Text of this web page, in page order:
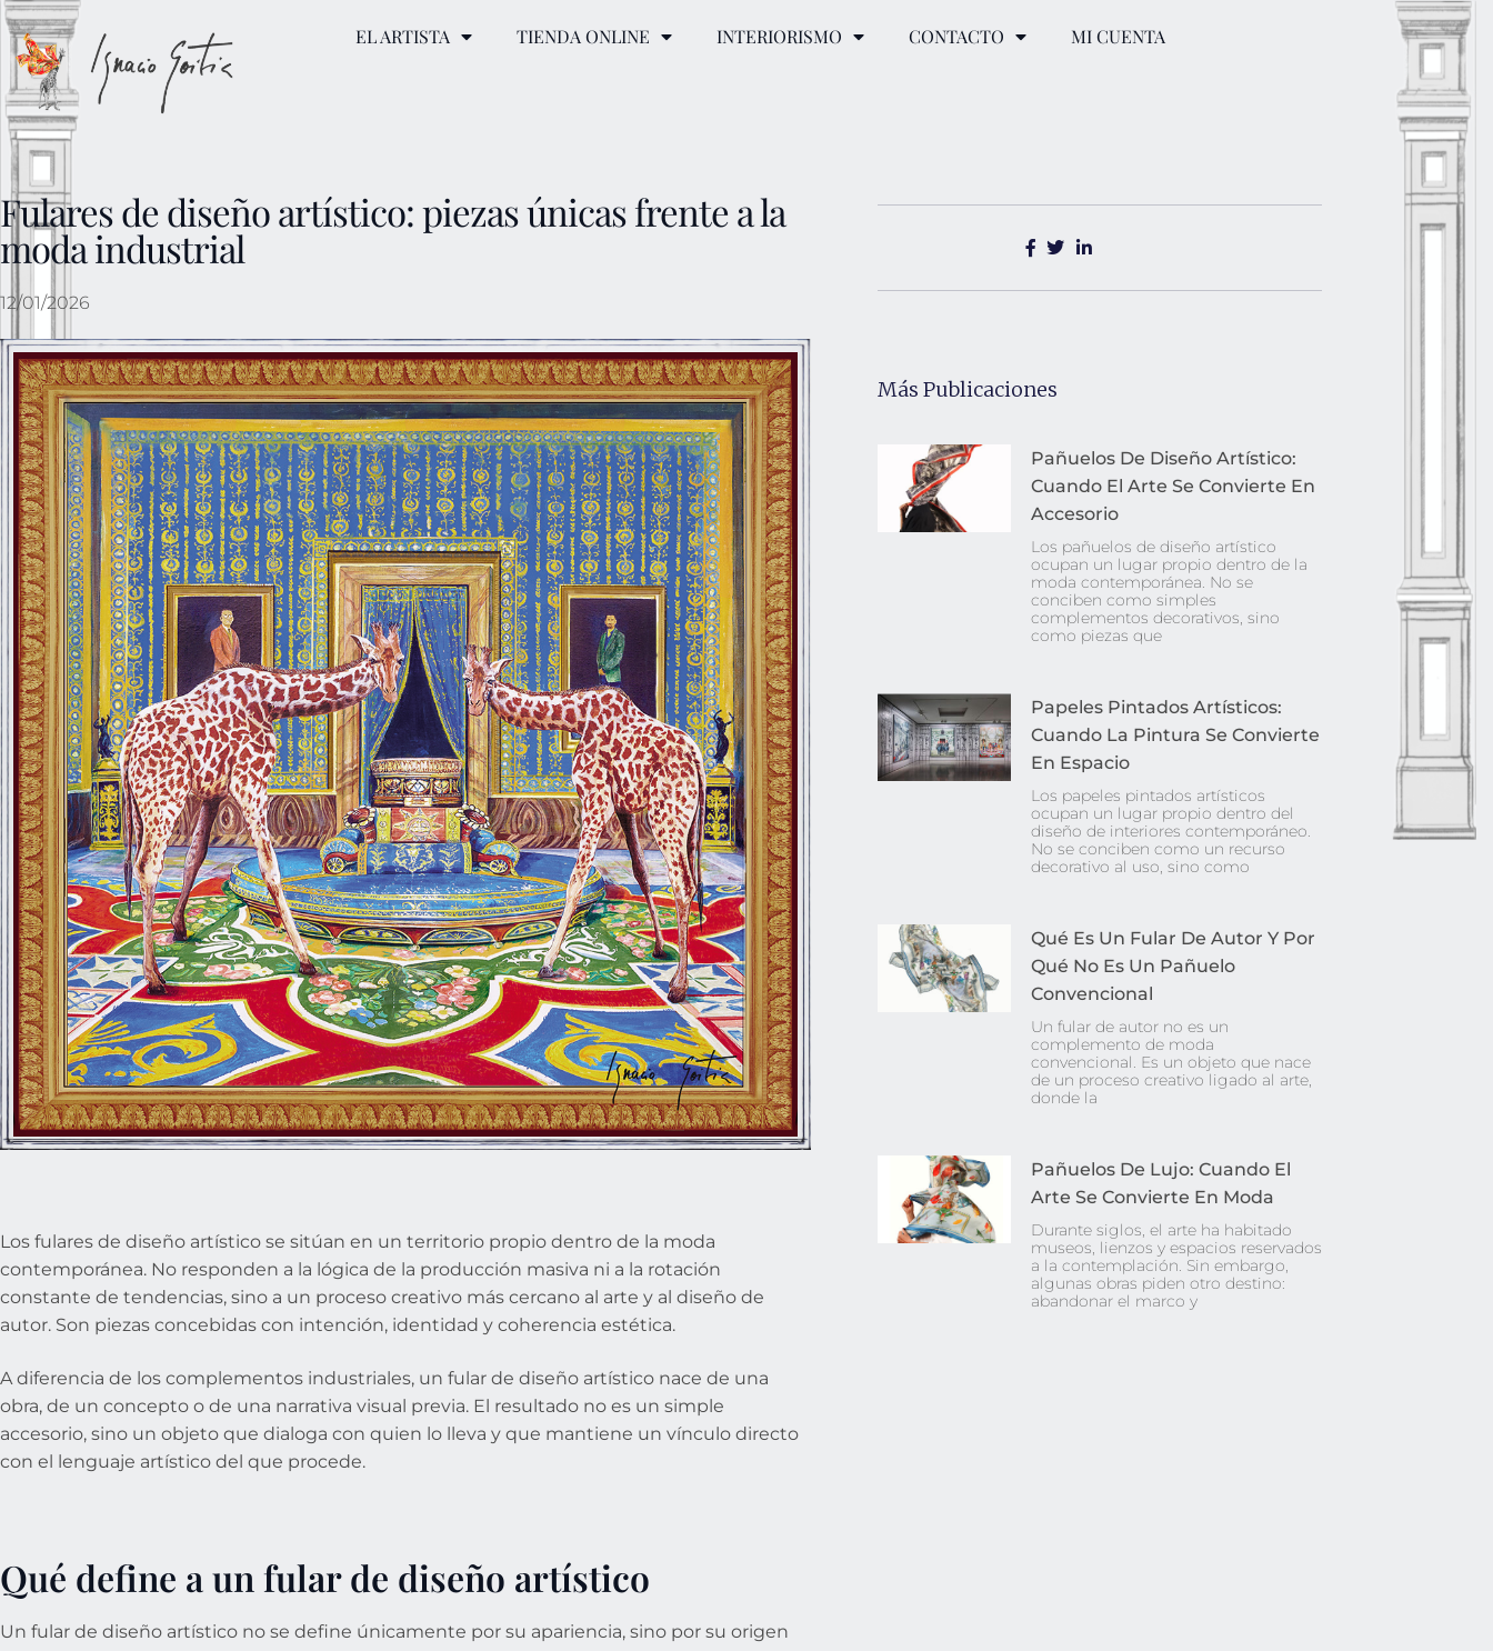
EL ARTISTA TIENDA ONLINE INTERIORISMO CONTACTO MI CUENTA
Fulares de diseño artístico: piezas únicas frente a la
moda industrial
12/01/2026
Los fulares de diseño artístico se sitúan en un territorio propio dentro de la moda
contemporánea. No responden a la lógica de la producción masiva ni a la rotación
constante de tendencias, sino a un proceso creativo más cercano al arte y al diseño de
autor. Son piezas concebidas con intención, identidad y coherencia estética.
A diferencia de los complementos industriales, un fular de diseño artístico nace de una
obra, de un concepto o de una narrativa visual previa. El resultado no es un simple
accesorio, sino un objeto que dialoga con quien lo lleva y que mantiene un vínculo directo
con el lenguaje artístico del que procede.
Qué define a un fular de diseño artístico
Un fular de diseño artístico no se define únicamente por su apariencia, sino por su origen
Más Publicaciones
Pañuelos De Diseño Artístico:
Cuando El Arte Se Convierte En
Accesorio
Los pañuelos de diseño artístico
ocupan un lugar propio dentro de la
moda contemporánea. No se
conciben como simples
complementos decorativos, sino
como piezas que
Papeles Pintados Artísticos:
Cuando La Pintura Se Convierte
En Espacio
Los papeles pintados artísticos
ocupan un lugar propio dentro del
diseño de interiores contemporáneo.
No se conciben como un recurso
decorativo al uso, sino como
Qué Es Un Fular De Autor Y Por
Qué No Es Un Pañuelo
Convencional
Un fular de autor no es un
complemento de moda
convencional. Es un objeto que nace
de un proceso creativo ligado al arte,
donde la
Pañuelos De Lujo: Cuando El
Arte Se Convierte En Moda
Durante siglos, el arte ha habitado
museos, lienzos y espacios reservados
a la contemplación. Sin embargo,
algunas obras piden otro destino:
abandonar el marco y